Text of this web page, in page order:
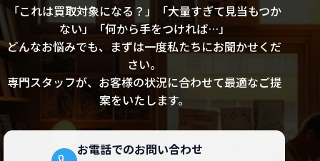
「これは買取対象になる？」「大量すぎて見当もつか
ない」「何から手をつければ…」
どんなお悩みでも、まずは一度私たちにお聞かせくだ
さい。
専門スタッフが、お客様の状況に合わせて最適なご提
案をいたします。
お電話でのお問い合わせ